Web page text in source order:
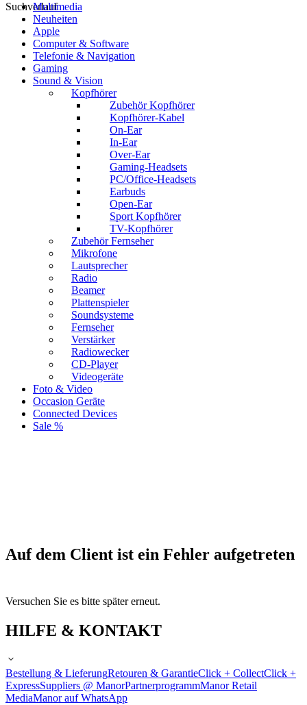
SuchverlaufMultimedia
Neuheiten
Apple
Computer & Software
Telefonie & Navigation
Gaming
Sound & Vision
Kopfhörer
Zubehör Kopfhörer
Kopfhörer-Kabel
On-Ear
In-Ear
Over-Ear
Gaming-Headsets
PC/Office-Headsets
Earbuds
Open-Ear
Sport Kopfhörer
TV-Kopfhörer
Zubehör Fernseher
Mikrofone
Lautsprecher
Radio
Beamer
Plattenspieler
Soundsysteme
Fernseher
Verstärker
Radiowecker
CD-Player
Videogeräte
Foto & Video
Occasion Geräte
Connected Devices
Sale %
Auf dem Client ist ein Fehler aufgetreten
Versuchen Sie es bitte später erneut.
HILFE & KONTAKT
Bestellung & LieferungRetouren & GarantieClick + CollectClick +
ExpressSuppliers @ ManorPartnerprogrammManor Retail
MediaManor auf WhatsApp